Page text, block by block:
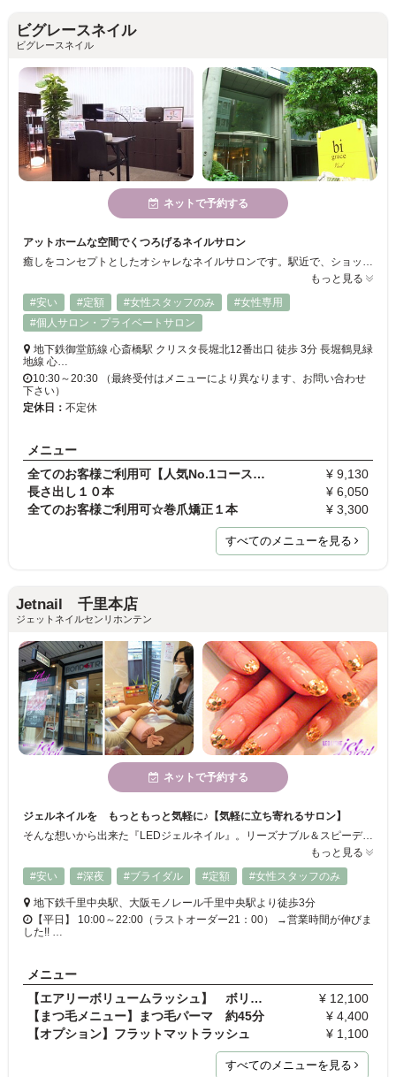
ビグレースネイル
ビグレースネイル
ネットで予約する
アットホームな空間でくつろげるネイルサロン
癒しをコンセプトとしたオシャレなネイルサロンです。駅近で、ショッピングや仕事帰りにも便利です。カルジェルのディプロマやJNA１級を持った経験豊富なスタッフが揃い、何度もリピートして頂きたいので低価格で提供しております。
もっと見る
#安い
#定額 #女性スタッフのみ
#女性専用
#個人サロン・プライベートサロン
地下鉄御堂筋線 心斎橋駅 クリスタ長堀北12番出口 徒歩 3分 長堀鶴見緑
地線 心…
10:30～20:30 （最終受付はメニューにより異なります、お問い合わせ
下さい）
定休日： 不定休
メニュー
全てのお客様ご利用可【人気No.1コース】トレンドア…
¥ 9,130
長さ出し１０本
¥ 6,050
全てのお客様ご利用可☆巻爪矯正１本
¥ 3,300
すべてのメニューを見る
Jetnail 千里本店
ジェットネイルセンリホンテン
ネットで予約する
ジェルネイルを もっともっと気軽に♪【気軽に立ち寄れるサロン】
そんな想いから出来た『LEDジェルネイル』。リーズナブル＆スピーディがモットーの寄り道感覚で立ち寄って頂けるサロンです。魅力的で女性らしい手元を演出いたします。きっとお気に入りのデザインを見つけられるハズ★早くて安い！！爪にもやさしい『LEDジェルネイル』を是非お試し下さい。
もっと見る
#安い
#深夜 #ブライダル #定額 #女性スタッフのみ
地下鉄千里中央駅、大阪モノレール千里中央駅より徒歩3分
【平日】 10:00～22:00（ラストオーダー21：00） →営業時間が伸びま
した!! …
メニュー
【エアリーボリュームラッシュ】 ボリューム 90分
¥ 12,100
【まつ毛メニュー】まつ毛パーマ 約45分
¥ 4,400
【オプション】フラットマットラッシュ
¥ 1,100
すべてのメニューを見る